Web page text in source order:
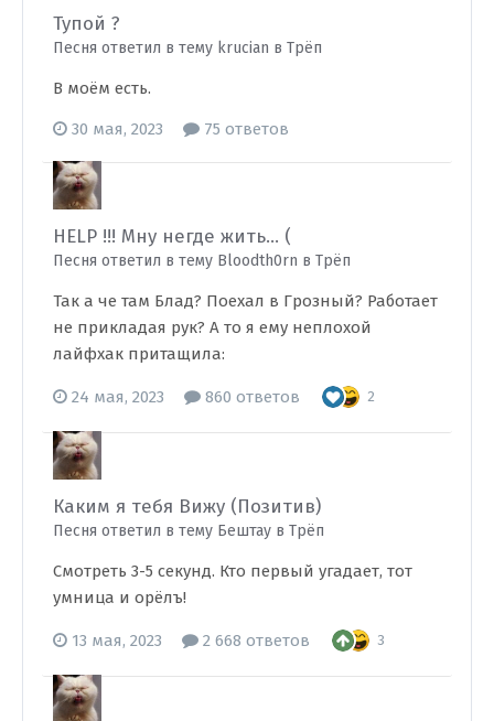
Тупой ?
Песня ответил в тему krucian в Трёп
В моём есть.
30 мая, 2023 75 ответов
HELP !!! Мну негде жить... (
Песня ответил в тему Bloodth0rn в Трёп
Так а че там Блад? Поехал в Грозный? Работает
не прикладая рук? А то я ему неплохой
лайфхак притащила:
24 мая, 2023 860 ответов 2
Каким я тебя Вижу (Позитив)
Песня ответил в тему Бештау в Трёп
Смотреть 3-5 секунд. Кто первый угадает, тот
умница и орëлъ!
13 мая, 2023 2 668 ответов 3